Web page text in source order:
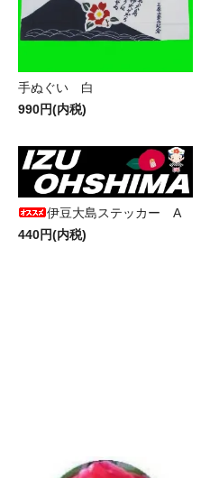
手ぬぐい 白
990円(内税)
伊豆大島ステッカー A
440円(内税)